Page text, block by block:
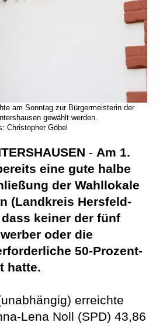
am Sonntag zur Bürgermeisterin der
gewählt werden.
Christopher Göbel
- Am 1.
eine gute halbe
der Wahllokale
(Landkreis Hersfeld-
keiner der fünf
oder die
50-Prozent-
hatte.
erreichte
Lena Noll (SPD) 43,86